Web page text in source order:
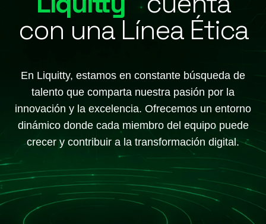
con una Línea Ética
En Liquitty, estamos en constante búsqueda de
talento que comparta nuestra pasión por la
innovación y la excelencia. Ofrecemos un entorno
dinámico donde cada miembro del equipo puede
crecer y contribuir a la transformación digital.